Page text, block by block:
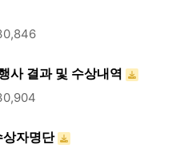
사 결과 및 수상내역
자명단